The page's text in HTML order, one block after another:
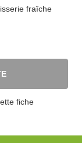
fraîche
fiche